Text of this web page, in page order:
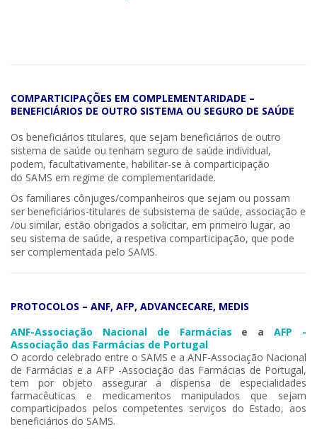
COMPARTICIPAÇÕES EM COMPLEMENTARIDADE –
BENEFICIÁRIOS DE OUTRO SISTEMA OU SEGURO DE SAÚDE
Os beneficiários titulares, que sejam beneficiários de outro
sistema de saúde ou tenham seguro de saúde individual,
podem, facultativamente, habilitar-se à comparticipação
do SAMS em regime de complementaridade.
Os familiares cônjuges/companheiros que sejam ou possam
ser beneficiários-titulares de subsistema de saúde, associação e
/ou similar, estão obrigados a solicitar, em primeiro lugar, ao
seu sistema de saúde, a respetiva comparticipação, que pode
ser complementada pelo SAMS.​
PROTOCOLOS – ANF, AFP, ADVANCECARE, MEDIS​
ANF-Associação Nacional de Farmácias e aAFP -
Associação das Farmácias de Portugal
O acordo celebrado entre o SAMS e a ANF-Associação Nacional
de Farmácias e a AFP -Associação das Farmácias de Portugal,
tem por objeto assegurar a dispensa de especialidades
farmacêuticas e medicamentos manipulados que sejam
comparticipados pelos competentes serviços do Estado, aos
beneficiários do SAMS.